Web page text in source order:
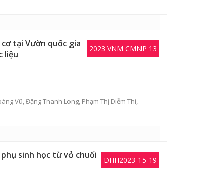
2023 VNM CMNP 13
tại Vườn quốc gia
liệu
Vũ,Đặng Thanh Long, Phạm Thị Diễm Thi,
DHH2023-15-19
sinh học từ vỏ chuối